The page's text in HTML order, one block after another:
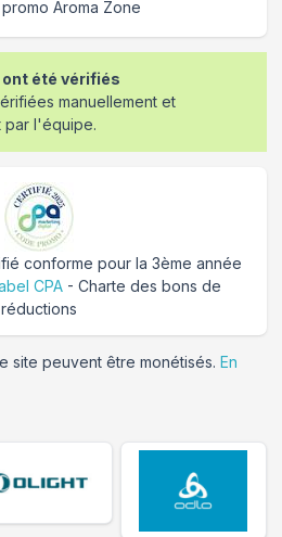
Aroma Zone
été vérifiés
manuellement et
par l'équipe.
conforme pour la 3ème année
CPA - Charte des bons de
réductions
site peuvent être monétisés. En